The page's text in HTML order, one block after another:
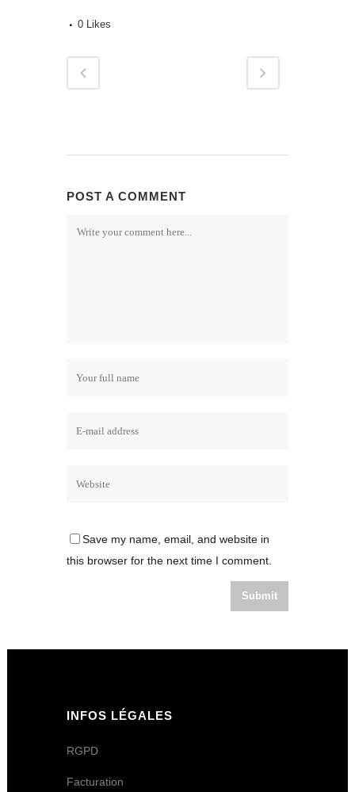
0 Likes
POST A COMMENT
Save my name, email, and website in
this browser for the next time I comment.
INFOS LÉGALES
RGPD
Facturation